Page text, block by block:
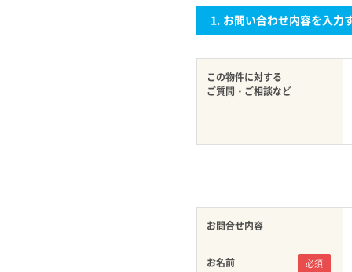
お問い合わせ内容を入力
この物件に対する
ご質問・ご相談など
お問合せ内容
お名前 必須